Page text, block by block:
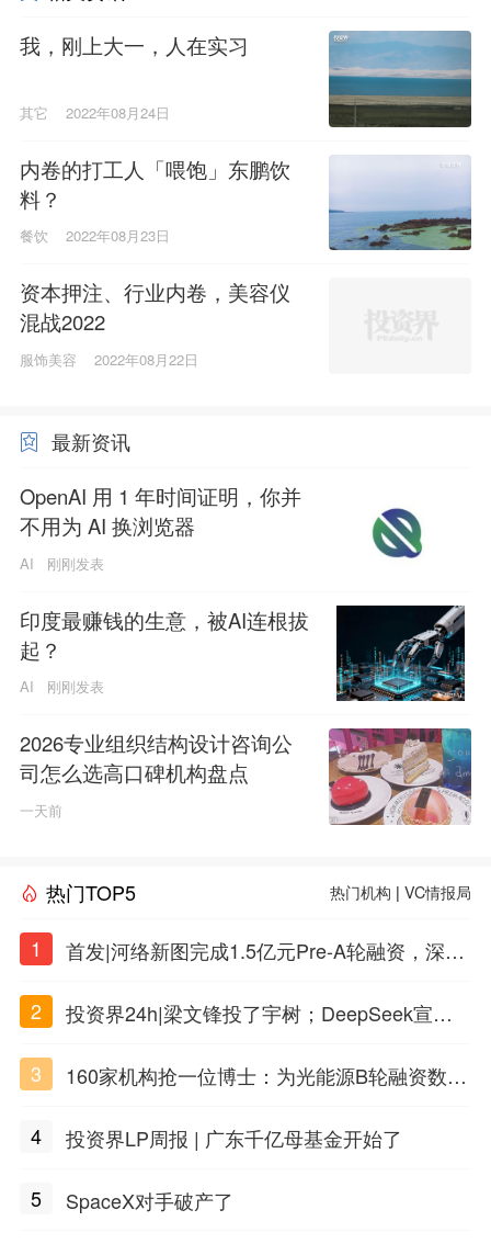
我，刚上大一，人在实习
其它 2022年08月24日
内卷的打工人「喂饱」东鹏饮
料？
餐饮 2022年08月23日
资本押注、行业内卷，美容仪
混战2022
服饰美容 2022年08月22日
最新资讯
OpenAI 用 1 年时间证明，你并
不用为 AI 换浏览器
AI 刚刚发表
印度最赚钱的生意，被AI连根拔
起？
AI 刚刚发表
2026专业组织结构设计咨询公
司怎么选高口碑机构盘点
一天前
热门TOP5 热门机构 |VC情报局
1
首发|河络新图完成1.5亿元Pre-A轮融资，深耕i
2
投资界24h|梁文锋投了宇树；DeepSeek宣布
3
160家机构抢一位博士：为光能源B轮融资数亿
4
投资界LP周报 | 广东千亿母基金开始了
5 SpaceX对手破产了